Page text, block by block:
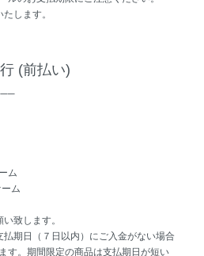
します。
(前払い)
ム
ム
致します。
期日（７日以内）にご入金がない場合
す。期間限定の商品は支払期日が短い